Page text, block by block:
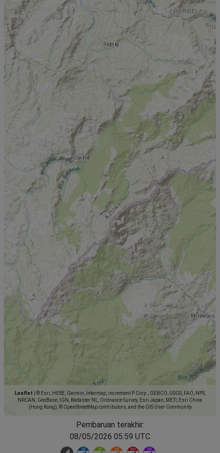
Leaflet
© Esri, HERE, Garmin, Intermap, increment P Corp., GEBCO, USGS, FAO, NPS,
NRCAN, GeoBase, IGN, Kadaster NL, Ordnance Survey, Esri Japan, METI, Esri China
(Hong Kong), © OpenStreetMap contributors, and the GIS User Community
Pembaruan terakhir:
08/05/2026 05:59 UTC